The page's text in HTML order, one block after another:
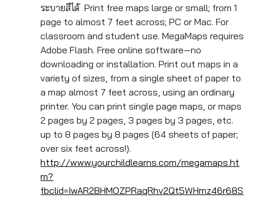
ระบายสีได้ Print free maps large or small; from 1
page to almost 7 feet across; PC or Mac. For
classroom and student use. MegaMaps requires
Adobe Flash. Free online software—no
downloading or installation. Print out maps in a
variety of sizes, from a single sheet of paper to
a map almost 7 feet across, using an ordinary
printer. You can print single page maps, or maps
2 pages by 2 pages, 3 pages by 3 pages, etc.
up to 8 pages by 8 pages (64 sheets of paper;
over six feet across!).
http://www.yourchildlearns.com/megamaps.ht
m?
fbclid=IwAR2BHMOZPRaqRhv2Qt5WHmz46r68S